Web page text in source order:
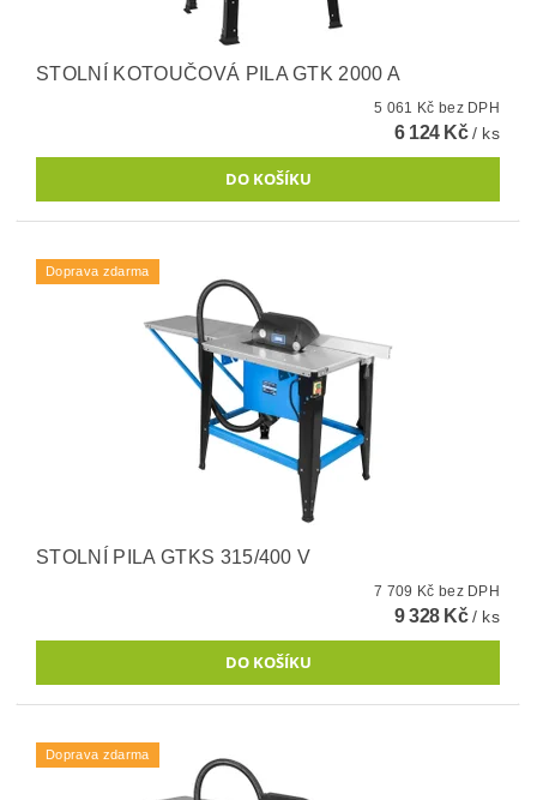
STOLNÍ KOTOUČOVÁ PILA GTK 2000 A
5 061 Kč bez DPH
6 124 Kč/ ks
Doprava zdarma
STOLNÍ PILA GTKS 315/400 V
7 709 Kč bez DPH
9 328 Kč/ ks
Doprava zdarma